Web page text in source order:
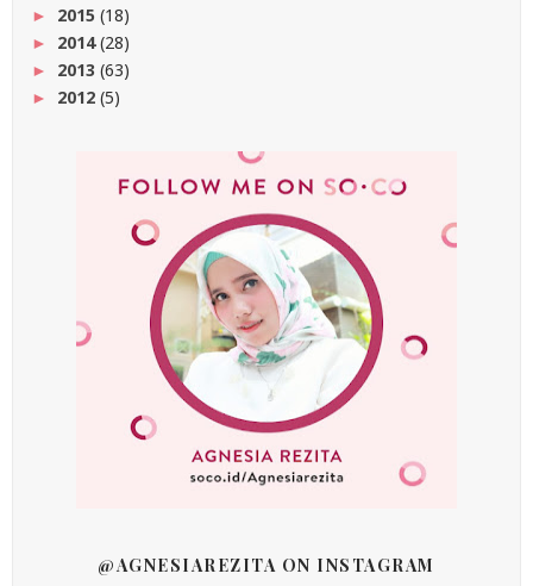
► 2015 (18)
► 2014(28)
► 2013 (63)
► 2012 (5)
@AGNESIAREZITA ON INSTAGRAM